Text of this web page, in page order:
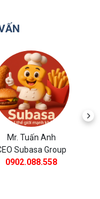
Mr. Tuấn Anh
Subasa Group
0902.088.558